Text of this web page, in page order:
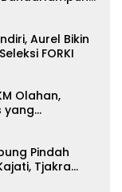
Aurel Bikin
FORKI
Olahan,
yang
Pindah
Tjakra